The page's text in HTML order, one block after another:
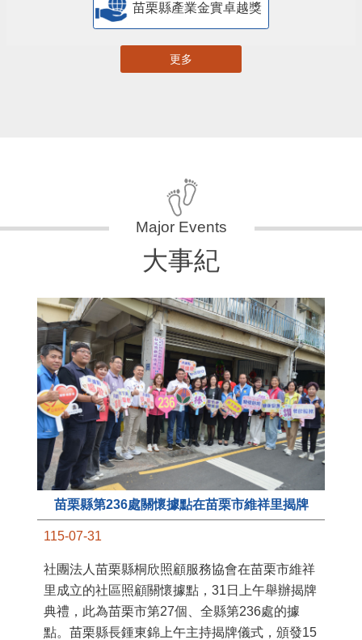
苗栗縣產業金實卓越獎
更多
大事紀
苗栗縣第236處關懷據點在苗栗市維祥里揭牌
115-07-31
社團法人苗栗縣桐欣照顧服務協會在苗栗市維祥
里成立的社區照顧關懷據點，31日上午舉辦揭牌
典禮，此為苗栗市第27個、全縣第236處的據
點。苗栗縣長鍾東錦上午主持揭牌儀式，頒發15